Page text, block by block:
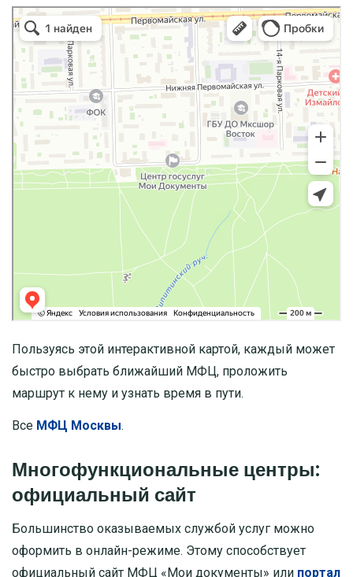
Пользуясь этой интерактивной картой, каждый может
быстро выбрать ближайший МФЦ, проложить
маршрут к нему и узнать время в пути.
Все МФЦ Москвы.
Многофункциональные центры:
официальный сайт
Большинство оказываемых службой услуг можно
оформить в онлайн-режиме. Этому способствует
официальный сайт МФЦ «Мои документы» или портал